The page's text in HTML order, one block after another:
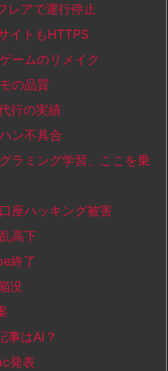
アで運行停止
イトもHTTPS
ームのリメイク
の品質
行の実績
ン不具合
ミング学習、ここを乗
座ハッキング被害
高下
終了
没
事はAI？
発表